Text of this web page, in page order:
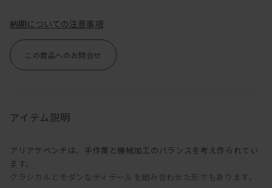
納期についての注意事項
この商品へのお問合せ
アイテム説明
アリアケベンチは、手作業と機械加工のバランスを考え作られてい
ます。
クラシカルとモダンなディテールを組み合わせた形でもあります。